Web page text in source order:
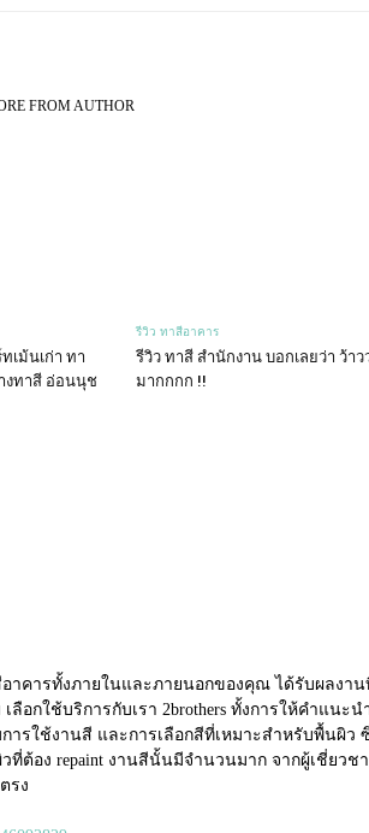
FROM AUTHOR
เม้นเก่า ทา
งทาสี อ่อนนุช
รีวิว ทาสีอาคาร
รีวิว ทาสี สำนักงาน บอกเลยว่า ว้าว
มากกกก !!
อาคารทั้งภายในและภายนอกของคุณ ได้รับผลงาน
ลือกใช้บริการกับเรา 2brothers ทั้งการให้คำแนะน
ารใช้งานสี และการเลือกสีที่เหมาะสำหรับพื้นผิว
ที่ต้อง repaint งานสีนั้นมีจำนวนมาก จากผู้เชี่ยวช
รง
tv izle